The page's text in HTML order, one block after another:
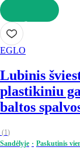
Į KREPŠELĮ
EGLO
Lubinis
plastikiniu
baltos
(1)
Sandėlyje
Paskutinis